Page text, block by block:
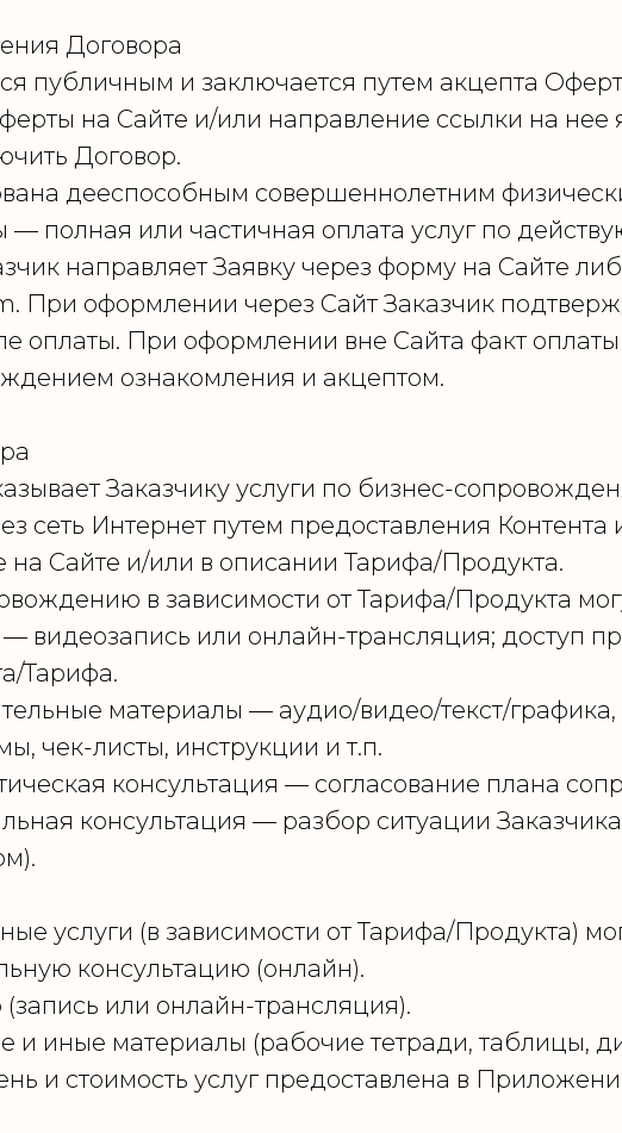
Договора
публичным и заключается путем акцепта
на Сайте и/или направление ссылки на
Договор.
дееспособным совершеннолетним
— полная или частичная оплата услуг по
направляет Заявку через форму на Сайте
При оформлении через Сайт Заказчик
оплаты. При оформлении вне Сайта факт
ознакомления и акцептом.
Заказчику услуги по бизнес-
сеть Интернет путем предоставления
на Сайте и/или в описании Тарифа/Продукта.
в зависимости от Тарифа/Продукта
или онлайн-трансляция; доступ
Тарифа.
материалы — аудио/видео/текст/графика,
чек-листы, инструкции и т.п.
консультация — согласование плана
консультация — разбор ситуации
услуги (в зависимости от Тарифа/Продукта)
консультацию (онлайн).
или онлайн-трансляция).
иные материалы (рабочие тетради, таблицы,
и стоимость услуг предоставлена в